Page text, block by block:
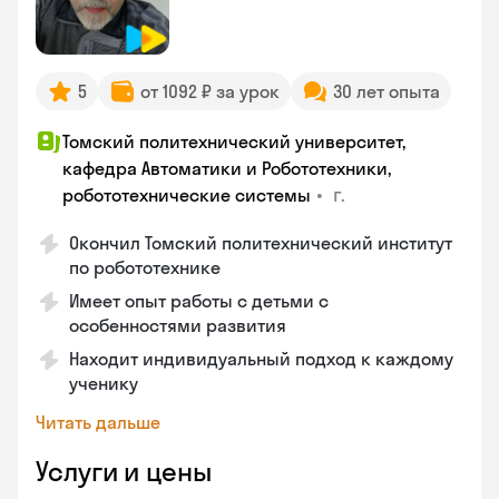
5 от 1092 ₽ за урок 30 лет опыта
Томский политехнический университет,
кафедра Автоматики и Робототехники,
робототехнические системы • г.
Окончил Томский политехнический институт
по робототехнике
Имеет опыт работы с детьми с
особенностями развития
Находит индивидуальный подход к каждому
ученику
Читать дальше
Услуги и цены